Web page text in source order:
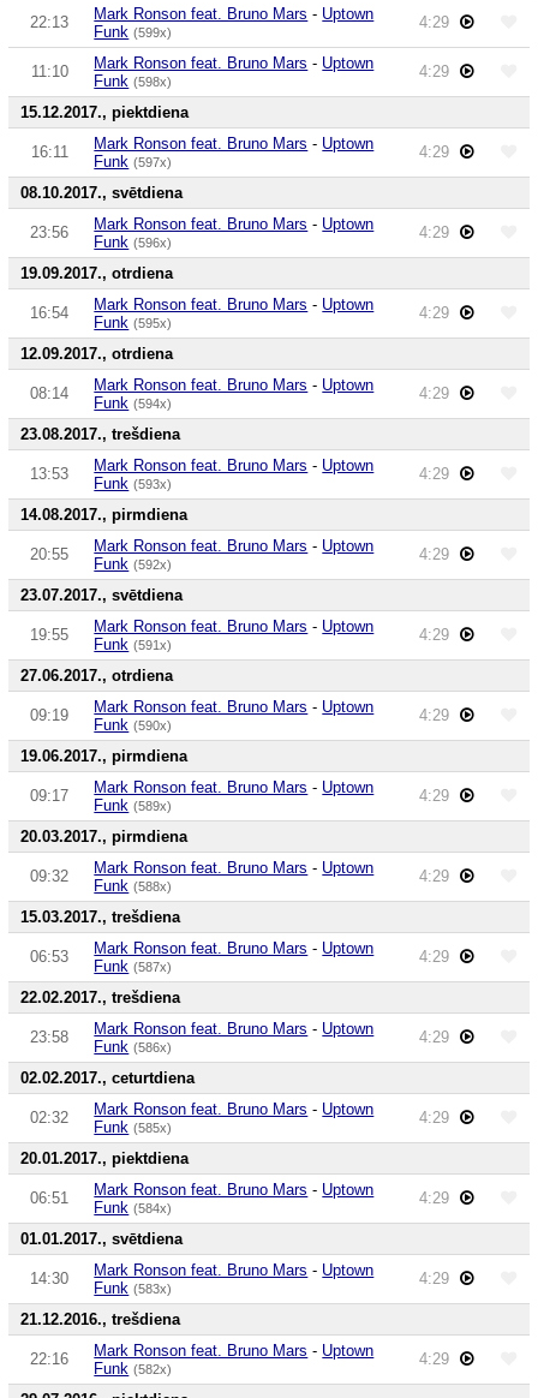
22:13 Mark Ronson feat. Bruno Mars - Uptown
Funk (599x)
4:29
11:10 Mark Ronson feat. Bruno Mars - Uptown
Funk (598x)
4:29
15.12.2017., piektdiena
16:11 Mark Ronson feat. Bruno Mars - Uptown
Funk (597x)
4:29
08.10.2017., svētdiena
23:56 Mark Ronson feat. Bruno Mars - Uptown
Funk (596x)
4:29
19.09.2017., otrdiena
16:54 Mark Ronson feat. Bruno Mars - Uptown
Funk (595x)
4:29
12.09.2017., otrdiena
08:14 Mark Ronson feat. Bruno Mars - Uptown
Funk (594x)
4:29
23.08.2017., trešdiena
13:53 Mark Ronson feat. Bruno Mars - Uptown
Funk (593x)
4:29
14.08.2017., pirmdiena
20:55 Mark Ronson feat. Bruno Mars - Uptown
Funk (592x)
4:29
23.07.2017., svētdiena
19:55 Mark Ronson feat. Bruno Mars - Uptown
Funk (591x)
4:29
27.06.2017., otrdiena
09:19 Mark Ronson feat. Bruno Mars - Uptown
Funk (590x)
4:29
19.06.2017., pirmdiena
09:17 Mark Ronson feat. Bruno Mars - Uptown
Funk (589x)
4:29
20.03.2017., pirmdiena
09:32 Mark Ronson feat. Bruno Mars - Uptown
Funk (588x)
4:29
15.03.2017., trešdiena
06:53 Mark Ronson feat. Bruno Mars - Uptown
Funk (587x)
4:29
22.02.2017., trešdiena
23:58 Mark Ronson feat. Bruno Mars - Uptown
Funk (586x)
4:29
02.02.2017., ceturtdiena
02:32 Mark Ronson feat. Bruno Mars - Uptown
Funk (585x)
4:29
20.01.2017., piektdiena
06:51 Mark Ronson feat. Bruno Mars - Uptown
Funk (584x)
4:29
01.01.2017., svētdiena
14:30 Mark Ronson feat. Bruno Mars - Uptown
Funk (583x)
4:29
21.12.2016., trešdiena
22:16 Mark Ronson feat. Bruno Mars - Uptown
Funk (582x)
4:29